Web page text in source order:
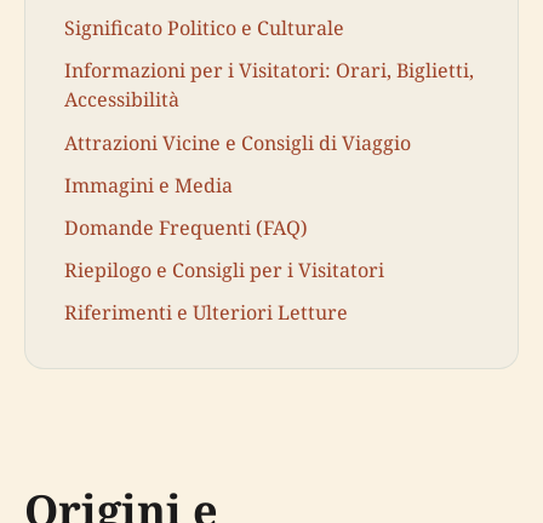
Significato Politico e Culturale
Informazioni per i Visitatori: Orari, Biglietti,
Accessibilità
Attrazioni Vicine e Consigli di Viaggio
Immagini e Media
Domande Frequenti (FAQ)
Riepilogo e Consigli per i Visitatori
Riferimenti e Ulteriori Letture
Origini e